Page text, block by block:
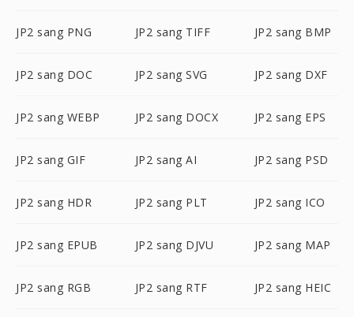
JP2 sang PNG JP2 sang TIFF JP2 sang BMP
JP2 sang DOC JP2 sang SVG JP2 sang DXF
JP2 sang WEBP JP2 sang DOCX JP2 sang EPS
JP2 sang GIF JP2 sang AI JP2 sang PSD
JP2 sang HDR JP2 sang PLT JP2 sang ICO
JP2 sang EPUB JP2 sang DJVU JP2 sang MAP
JP2 sang RGB JP2 sang RTF JP2 sang HEIC